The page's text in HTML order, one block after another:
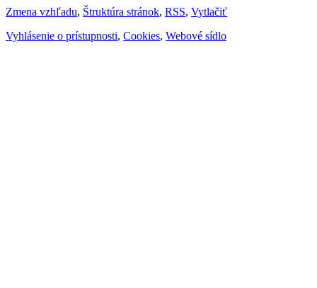
Zmena vzhľadu, Štruktúra stránok, RSS, Vytlačiť
Vyhlásenie o prístupnosti, Cookies, Webové sídlo